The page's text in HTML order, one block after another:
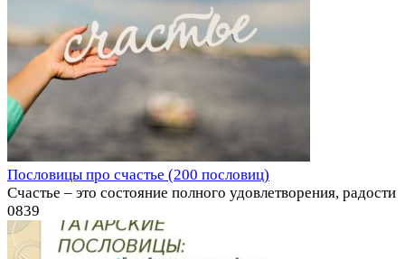
Пословицы про счастье (200 пословиц)
Счастье – это состояние полного удовлетворения, радости
0839